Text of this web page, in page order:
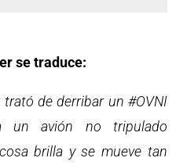
se traduce:
trató de derribar un #OVNI
un avión no tripulado
brilla y se mueve tan